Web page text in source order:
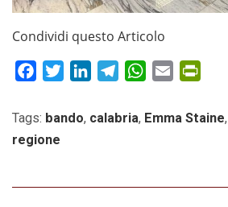
Condividi questo Articolo
FacebookTwitterLinkedInTelegramWhatsApp
Email
Tags: bando, calabria, Emma Staine,
regione